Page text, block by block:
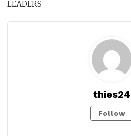
LEADERS
thies24
Follow